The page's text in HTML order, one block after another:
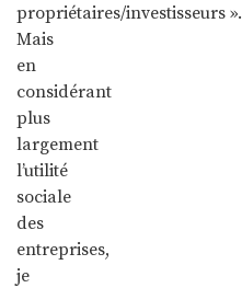
propriétaires/investisseurs ».
Mais
en
considérant
plus
largement
l’utilité
sociale
des
entreprises,
je